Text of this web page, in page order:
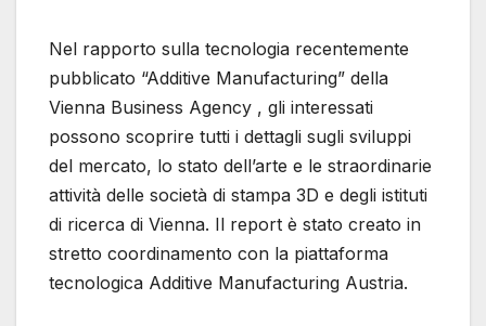
Nel rapporto sulla tecnologia recentemente
pubblicato “Additive Manufacturing” della
Vienna Business Agency , gli interessati
possono scoprire tutti i dettagli sugli sviluppi
del mercato, lo stato dell’arte e le straordinarie
attività delle società di stampa 3D e degli istituti
di ricerca di Vienna. Il report è stato creato in
stretto coordinamento con la piattaforma
tecnologica Additive Manufacturing Austria.